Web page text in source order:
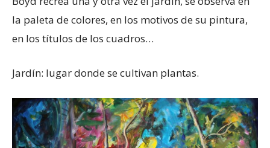
la paleta de colores, en los motivos de su pintura,
en los títulos de los cuadros…
Jardín: lugar donde se cultivan plantas.